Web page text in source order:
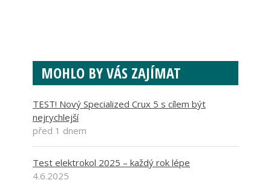
MOHLO BY VÁS ZAJÍMAT
TEST! Nový Specialized Crux 5 s cílem být
nejrychlejší
před 1 dnem
Test elektrokol 2025 – každý rok lépe
4.6.2025